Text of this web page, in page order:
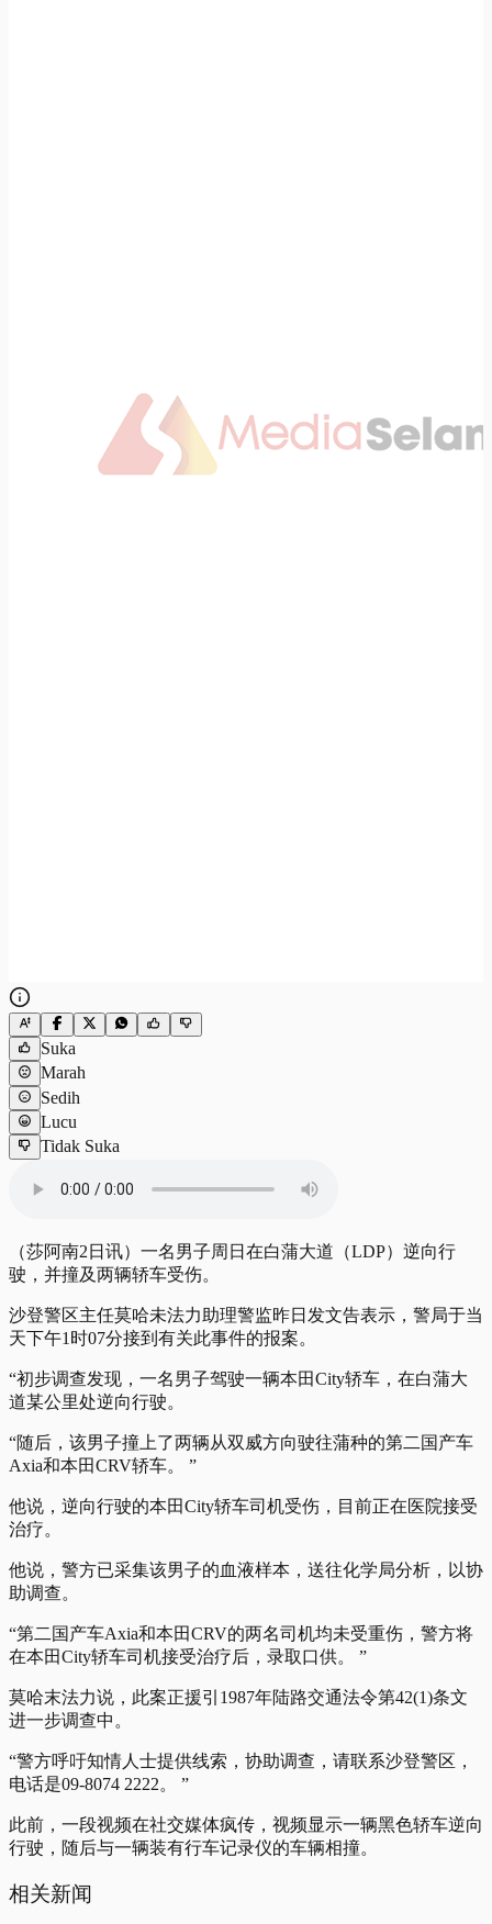
Suka
Marah
Sedih
Lucu
Tidak Suka
（莎阿南2日讯）一名男子周日在白蒲大道（LDP）逆向行
驶，并撞及两辆轿车受伤。
沙登警区主任莫哈未法力助理警监昨日发文告表示，警局于当
天下午1时07分接到有关此事件的报案。
“初步调查发现，一名男子驾驶一辆本田City轿车，在白蒲大
道某公里处逆向行驶。
“随后，该男子撞上了两辆从双威方向驶往蒲种的第二国产车
Axia和本田CRV轿车。 ”
他说，逆向行驶的本田City轿车司机受伤，目前正在医院接受
治疗。
他说，警方已采集该男子的血液样本，送往化学局分析，以协
助调查。
“第二国产车Axia和本田CRV的两名司机均未受重伤，警方将
在本田City轿车司机接受治疗后，录取口供。 ”
莫哈末法力说，此案正援引1987年陆路交通法令第42(​​1)条文
进一步调查中。
“警方呼吁知情人士提供线索，协助调查，请联系沙登警区，
电话是09-8074 2222。 ”
此前，一段视频在社交媒体疯传，视频显示一辆黑色轿车逆向
行驶，随后与一辆装有行车记录仪的车辆相撞。
相关新闻